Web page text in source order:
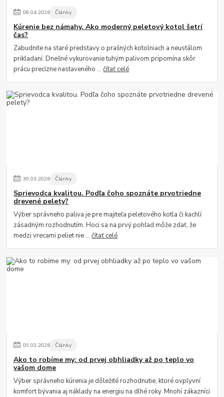
08.04.2026 Články
Kúrenie bez námahy. Ako moderný peletový kotol šetrí
čas?
Zabudnite na staré predstavy o prašných kotolniach a neustálom
prikladaní. Dnešné vykurovanie tuhým palivom pripomína skôr
prácu precízne nastaveného ...čítať celé
30.03.2026 Články
Sprievodca kvalitou. Podľa čoho spoznáte prvotriedne
drevené pelety?
Výber správneho paliva je pre majiteľa peletového kotla či kachlí
zásadným rozhodnutím. Hoci sa na prvý pohľad môže zdať, že
medzi vrecami peliet nie ...čítať celé
09.03.2026 Články
Ako to robíme my: od prvej obhliadky až po teplo vo
vašom dome
Výber správneho kúrenia je dôležité rozhodnutie, ktoré ovplyvní
komfort bývania aj náklady na energiu na dlhé roky. Mnohí zákazníci